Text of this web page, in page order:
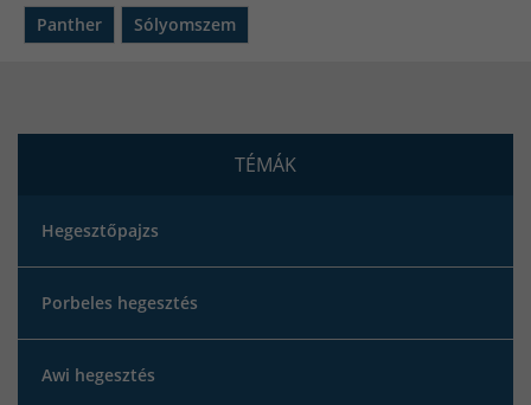
Panther Sólyomszem
TÉMÁK
Hegesztőpajzs
Porbeles hegesztés
Awi hegesztés